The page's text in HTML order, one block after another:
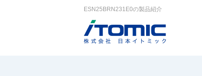
ESN25BRN231E0の製品紹介